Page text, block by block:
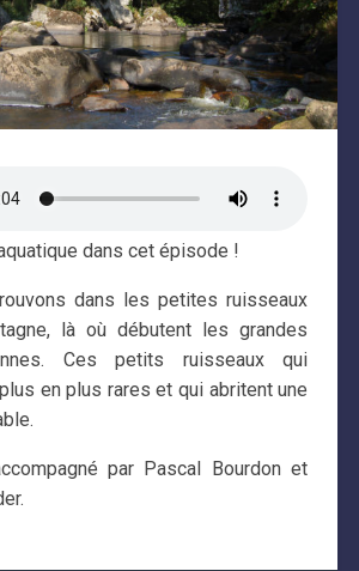
dans cet épisode !
dans les petites ruisseaux
là où débutent les grandes
Ces petits ruisseaux qui
en plus rares et qui abritent une
par Pascal Bourdon et